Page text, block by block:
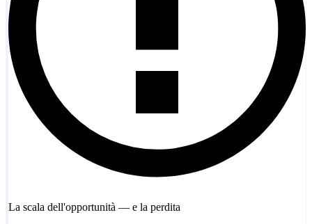
La scala dell'opportunità — e la perdita